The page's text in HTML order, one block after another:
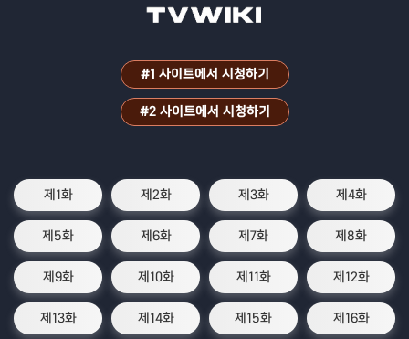
#1 사이트에서 시청하기
#2 사이트에서 시청하기
제1화 제2화 제3화 제4화
제5화 제6화 제7화 제8화
제9화 제10화 제11화 제12화
제13화 제14화 제15화 제16화